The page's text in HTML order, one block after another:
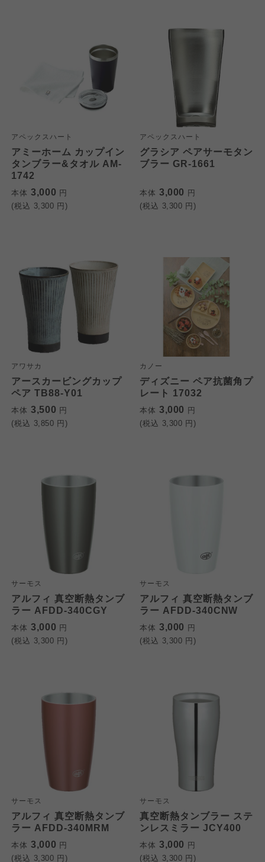
アペックスハート
アミーホーム カップイン
タンブラー&タオル AM-
1742
本体 3,000 円
(税込 3,300 円)
アペックスハート
グラシア ペアサーモタン
ブラー GR-1661
本体 3,000 円
(税込 3,300 円)
アワサカ
アースカービングカップ
ペア TB88-Y01
本体 3,500 円
(税込 3,850 円)
カノー
ディズニー ペア抗菌角プ
レート 17032
本体 3,000 円
(税込 3,300 円)
サーモス
アルフィ 真空断熱タンブ
ラー AFDD-340CGY
本体 3,000 円
(税込 3,300 円)
サーモス
アルフィ 真空断熱タンブ
ラー AFDD-340CNW
本体 3,000 円
(税込 3,300 円)
サーモス
アルフィ 真空断熱タンブ
ラー AFDD-340MRM
本体 3,000 円
(税込 3,300 円)
サーモス
真空断熱タンブラー ステ
ンレスミラー JCY400
本体 3,000 円
(税込 3,300 円)